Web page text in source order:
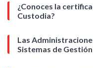
¿Conoces la
Custodia?
Las
Sistemas de